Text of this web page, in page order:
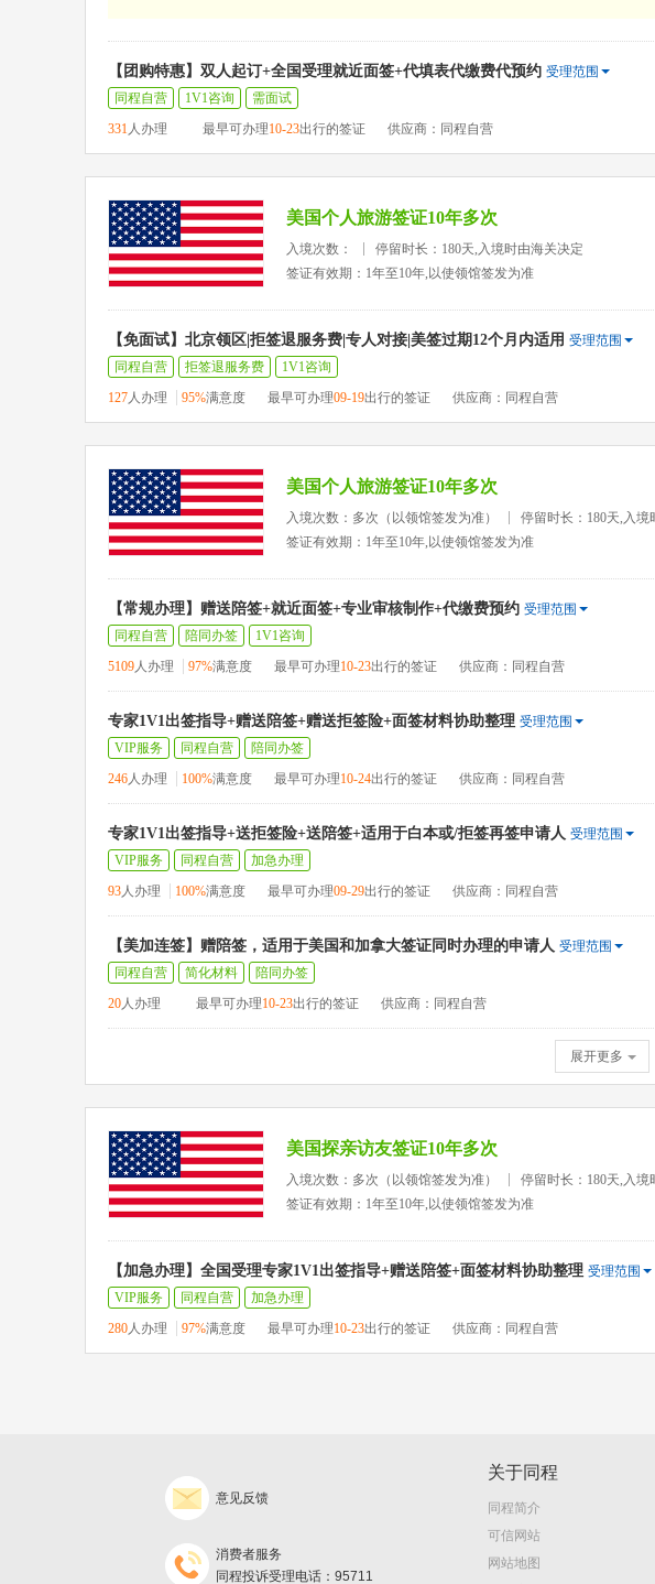
【团购特惠】双人起订+全国受理就近面签+代填表代缴费代预约 受理范围
同程自营
1V1咨询
需面试
331人办理 最早可办理10-23出行的签证 供应商：同程自营
美国个人旅游签证10年多次
入境次数：
停留时长：180天,入境时由海关决定
签证有效期：1年至10年,以使领馆签发为准
【免面试】北京领区|拒签退服务费|专人对接|美签过期12个月内适用 受理范围
同程自营
拒签退服务费
1V1咨询
127人办理 95%满意度 最早可办理09-19出行的签证 供应商：同程自营
美国个人旅游签证10年多次
入境次数：多次（以领馆签发为准）
停留时长：180天,入境
签证有效期：1年至10年,以使领馆签发为准
【常规办理】赠送陪签+就近面签+专业审核制作+代缴费预约 受理范围
同程自营
陪同办签
1V1咨询
5109人办理 97%满意度 最早可办理10-23出行的签证 供应商：同程自营
专家1V1出签指导+赠送陪签+赠送拒签险+面签材料协助整理 受理范围
VIP服务
同程自营
陪同办签
246人办理 100%满意度 最早可办理10-24出行的签证 供应商：同程自营
专家1V1出签指导+送拒签险+送陪签+适用于白本或/拒签再签申请人 受理范围
VIP服务
同程自营
加急办理
93人办理 100%满意度 最早可办理09-29出行的签证 供应商：同程自营
【美加连签】赠陪签，适用于美国和加拿大签证同时办理的申请人 受理范围
同程自营
简化材料
陪同办签
20人办理 最早可办理10-23出行的签证 供应商：同程自营
展开更多
美国探亲访友签证10年多次
入境次数：多次（以领馆签发为准）
停留时长：180天,入境
签证有效期：1年至10年,以使领馆签发为准
【加急办理】全国受理专家1V1出签指导+赠送陪签+面签材料协助整理 受理范围
VIP服务
同程自营
加急办理
280人办理 97%满意度 最早可办理10-23出行的签证 供应商：同程自营
意见反馈
消费者服务
同程投诉受理电话：95711
关于同程
同程简介
可信网站
网站地图